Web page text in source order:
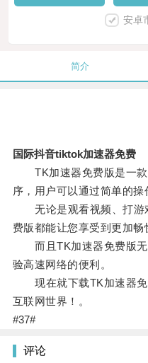
安卓
简介
国际抖音tiktok加速器免费
TK加速器免费版是一款
序，用户可以通过简单的操
无论是观看视频、打游
费版都能让您享受到更加畅
而且TK加速器免费版无
验高速网络的便利。
现在就下载TK加速器免
互联网世界！。
#37#
评论